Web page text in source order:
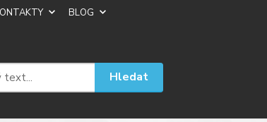
BLOG
Hledat